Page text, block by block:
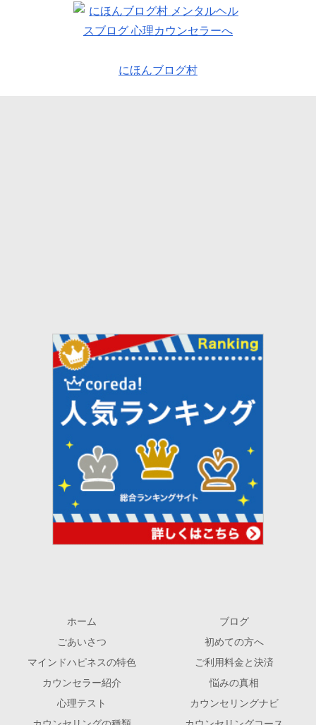
にほんブログ村
ホーム
ブログ
ごあいさつ
初めての方へ
マインドハピネスの特色
ご利用料金と決済
カウンセラー紹介
悩みの真相
心理テスト
カウンセリングナビ